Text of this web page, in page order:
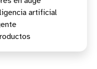
artificial